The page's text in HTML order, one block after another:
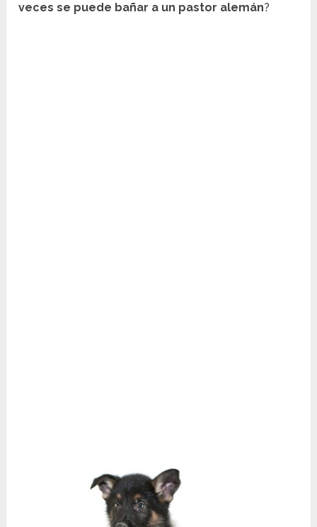
veces se puede bañar a un pastor alemán?